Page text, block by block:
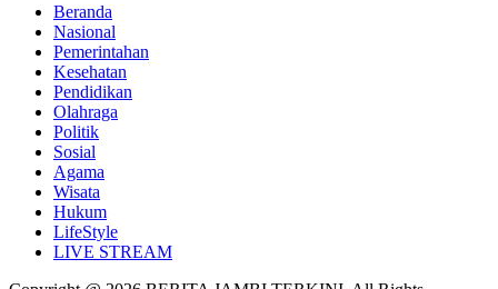
Beranda
Nasional
Pemerintahan
Kesehatan
Pendidikan
Olahraga
Politik
Sosial
Agama
Wisata
Hukum
LifeStyle
LIVE STREAM